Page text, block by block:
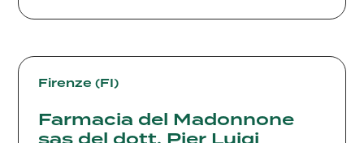
Firenze (FI)
Farmacia del Madonnone
Farmacia
del
sas
del